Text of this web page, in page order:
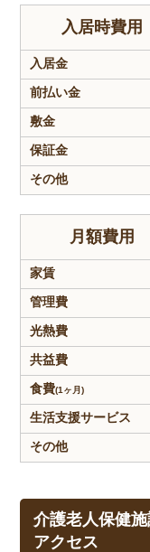
入居時費用
入居金
前払い金
敷金
保証金
その他
月額費用
家賃
管理費
光熱費
共益費
食費(1ヶ月)
生活支援サービス
その他
介護老人保健
アクセス